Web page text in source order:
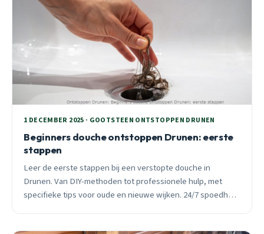
1 DECEMBER 2025 · GOOTSTEEN ONTSTOPPEN DRUNEN
Beginners douche ontstoppen Drunen: eerste
stappen
Leer de eerste stappen bij een verstopte douche in
Drunen. Van DIY-methoden tot professionele hulp, met
specifieke tips voor oude en nieuwe wijken. 24/7 spoedhulp